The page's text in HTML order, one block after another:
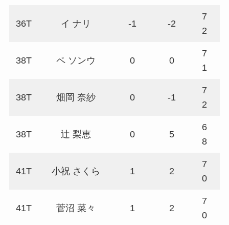
36T イ ナリ -1 -2
7
2
38T ペ ソンウ 0 0
7
1
38T 畑岡 奈紗 0 -1
7
2
38T 辻 梨恵 0 5
6
8
41T 小祝 さくら 1 2
7
0
41T 菅沼 菜々 1 2
7
0